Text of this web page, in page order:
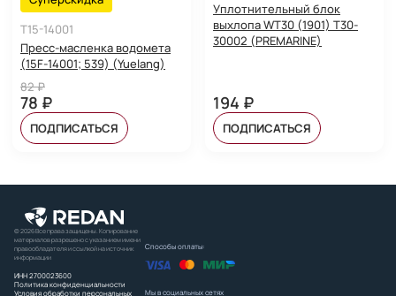
T15-14001
Пресс-масленка водомета
(15F-14001; 539) (Yuelang)
82 ₽
78 ₽
ПОДПИСАТЬСЯ
Уплотнительный блок
выхлопа WT30 (1901) T30-
30002 (PREMARINE)
194 ₽
ПОДПИСАТЬСЯ
© 2026 Все права защищены. Копирование
материалов разрешено с указанием имени
правообладателя и ссылкой на источник
информации
ИНН 2700023600
Политика конфиденциальности
Условия обработки персональных
Способы оплаты:
Мы в социальных сетях